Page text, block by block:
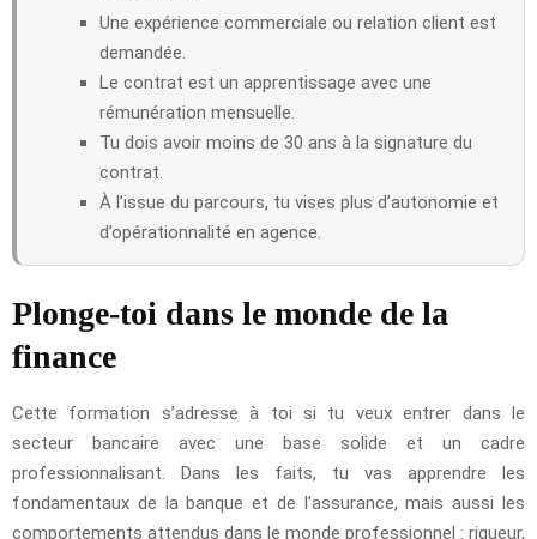
Une expérience commerciale ou relation client est
demandée.
Le contrat est un apprentissage avec une
rémunération mensuelle.
Tu dois avoir moins de 30 ans à la signature du
contrat.
À l’issue du parcours, tu vises plus d’autonomie et
d’opérationnalité en agence.
Plonge-toi dans le monde de la
finance
Cette formation s’adresse à toi si tu veux entrer dans le
secteur bancaire avec une base solide et un cadre
professionnalisant. Dans les faits, tu vas apprendre les
fondamentaux de la banque et de l’assurance, mais aussi les
comportements attendus dans le monde professionnel : rigueur,